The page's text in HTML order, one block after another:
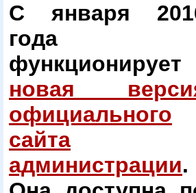
С января
года
функционирует
новая
официального
сайта
администрации.